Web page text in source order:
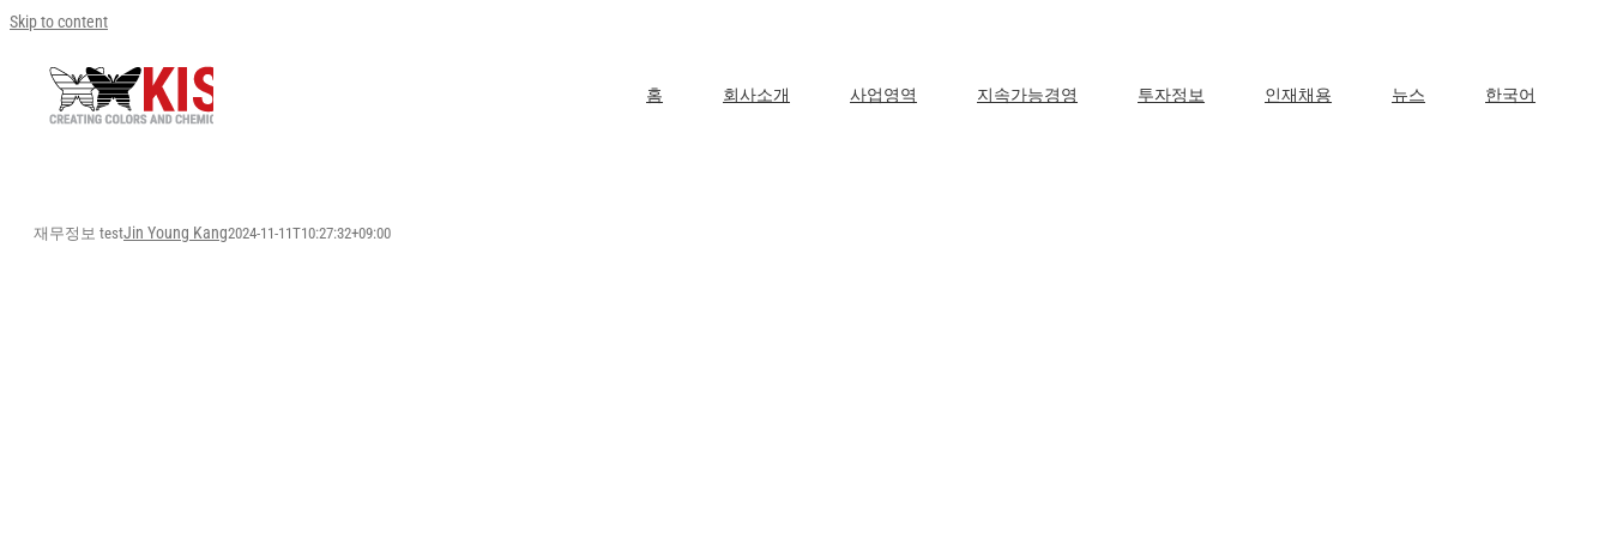
Skip to content
홈 회사소개 사업영역 지속가능경영 투자정보 인재채용 뉴스 한국어
재무정보 testJin Young Kang2024-11-11T10:27:32+09:00